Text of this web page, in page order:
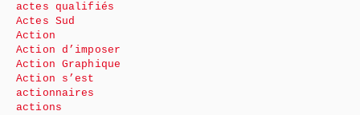
actes qualifiés
Actes Sud
Action
Action d’imposer
Action Graphique
Action s’est
actionnaires
actions